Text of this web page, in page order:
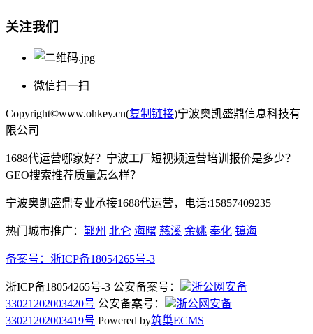
关注我们
微信扫一扫
Copyright©www.ohkey.cn(复制链接)宁波奥凯盛鼎信息科技有
限公司
1688代运营哪家好？宁波工厂短视频运营培训报价是多少？
GEO搜索推荐质量怎么样？
宁波奥凯盛鼎专业承接1688代运营，电话:15857409235
热门城市推广： 鄞州 北仑 海曙 慈溪 余姚 奉化 镇海
备案号： 浙ICP备18054265号-3
浙ICP备18054265号-3 公安备案号：
浙公网安备
33021202003420号 公安备案号：
浙公网安备
33021202003419号 Powered by筑巢ECMS